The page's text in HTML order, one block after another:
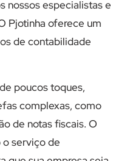
nossos especialistas e
Pjotinha oferece um
de contabilidade
poucos toques,
complexas, como
de notas fiscais. O
serviço de